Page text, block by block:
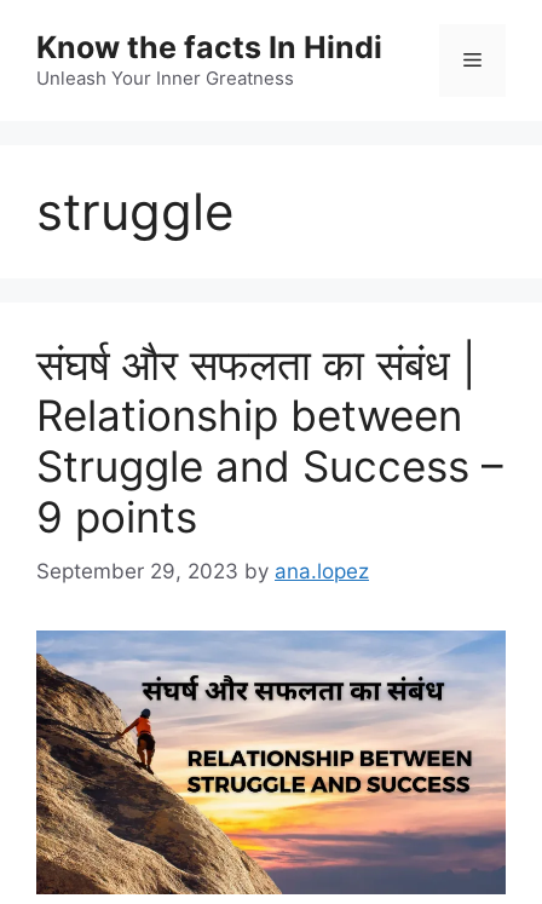
content
Know the facts In Hindi
Unleash Your Inner Greatness
Menu
struggle
संघर्ष और सफलता का संबंध |
Relationship between
Struggle and Success –
9 points
September 29, 2023 by ana.lopez